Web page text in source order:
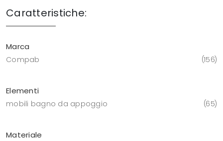
Caratteristiche:
Marca
Compab 156
Elementi
mobili bagno da appoggio 65
Materiale